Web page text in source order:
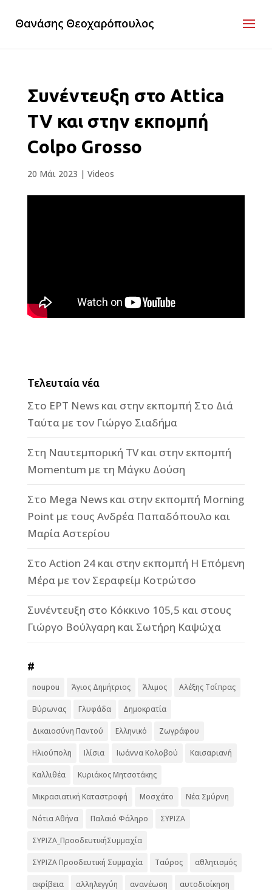
Συνέντευξη στο Attica
TV και στην εκπομπή
Colpo Grosso
20 Μάι 2023 | Videos
Τελευταία νέα
Στο ΕΡΤ News και στην εκπομπή Στο Διά
Ταύτα με τον Γιώργο Σιαδήμα
Στη Ναυτεμπορική TV και στην εκπομπή
Momentum με τη Μάγκυ Δούση
Στο Mega News και στην εκπομπή Morning
Point με τους Ανδρέα Παπαδόπουλο και
Μαρία Αστερίου
Στο Action 24 και στην εκπομπή Η Επόμενη
Μέρα με τον Σεραφείμ Κοτρώτσο
Συνέντευξη στο Κόκκινο 105,5 και στους
Γιώργο Βούλγαρη και Σωτήρη Καψώχα
#
noupou Άγιος Δημήτριος Άλιμος Αλέξης Τσίπρας
Βύρωνας Γλυφάδα Δημοκρατία
Δικαιοσύνη Παντού Ελληνικό Ζωγράφου
Ηλιούπολη Ιλίσια Ιωάννα Κολοβού Καισαριανή
Καλλιθέα Κυριάκος Μητσοτάκης
Μικρασιατική Καταστροφή Μοσχάτο Νέα Σμύρνη
Νότια Αθήνα Παλαιό Φάληρο ΣΥΡΙΖΑ
ΣΥΡΙΖΑ_ΠροοδευτικήΣυμμαχία
ΣΥΡΙΖΑ Προοδευτική Συμμαχία Ταύρος αθλητισμός
ακρίβεια αλληλεγγύη ανανέωση αυτοδιοίκηση